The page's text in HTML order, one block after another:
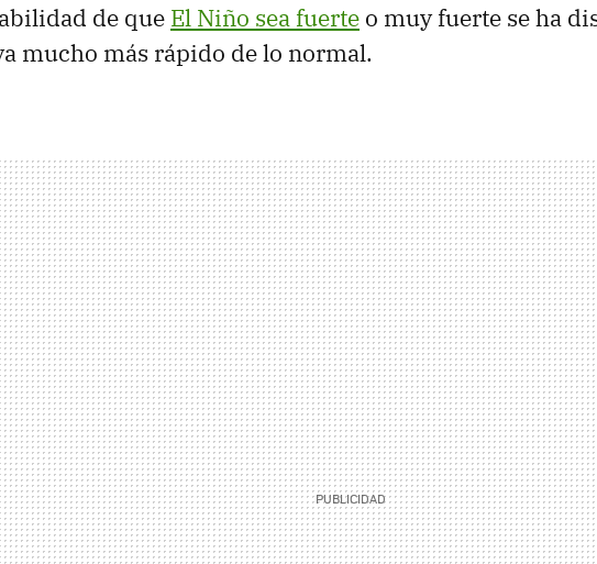
de que El Niño sea fuerte o muy fuerte se ha
mucho más rápido de lo normal.